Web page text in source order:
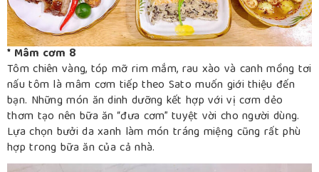
* Mâm cơm 8
Tôm chiên vàng, tóp mỡ rim mắm, rau xào và canh mồng tơi
nấu tôm là mâm cơm tiếp theo Sato muốn giới thiệu đến
bạn. Những món ăn dinh dưỡng kết hợp với vị cơm dẻo
thơm tạo nên bữa ăn “đưa cơm” tuyệt vời cho người dùng.
Lựa chọn bưởi da xanh làm món tráng miệng cũng rất phù
hợp trong bữa ăn của cả nhà.